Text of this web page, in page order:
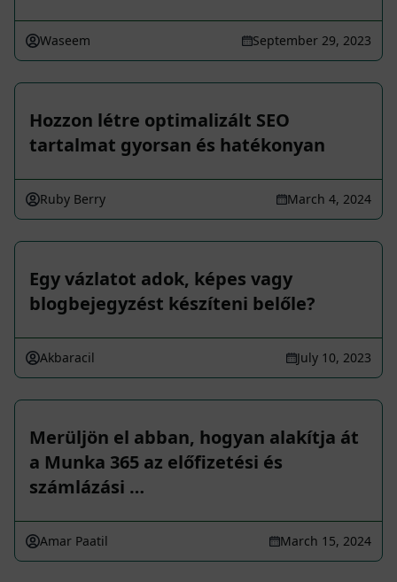
Waseem September 29, 2023
Hozzon létre optimalizált SEO
tartalmat gyorsan és hatékonyan
Ruby Berry March 4, 2024
Egy vázlatot adok, képes vagy
blogbejegyzést készíteni belőle?
Akbaracil July 10, 2023
Merüljön el abban, hogyan alakítja át
a Munka 365 az előfizetési és
számlázási …
Amar Paatil March 15, 2024